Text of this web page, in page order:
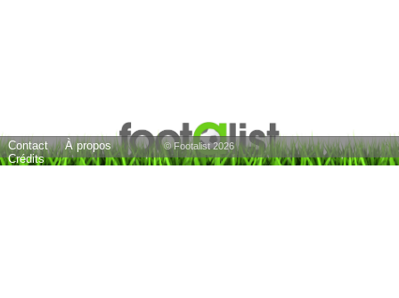
Duda AIG 46
Contact
À propos
Crédits
© Footalist 2026